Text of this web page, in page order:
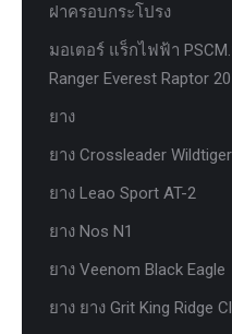
ฝาครอบกระโปรง
มอเตอร์ แร็กไฟฟ้า
Ranger Everest Raptor
ยาง
ยาง Crossleader
ยาง Leao Sport AT-2
ยาง Nos N1
ยาง Veenom Black Eagle
ยาง ยาง Grit King Ridge